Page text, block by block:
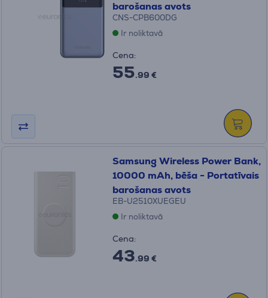
barošanas avots
CNS-CPB600DG
Ir noliktavā
Cena:
55.99 €
Samsung Wireless Power Bank,
10000 mAh, bēša - Portatīvais
barošanas avots
EB-U2510XUEGEU
Ir noliktavā
Cena:
43.99 €